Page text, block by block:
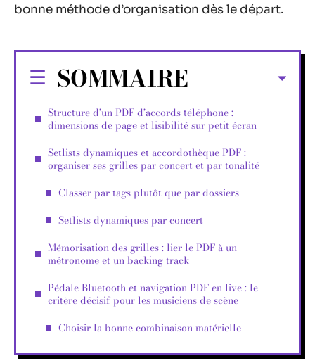
bonne méthode d’organisation dès le départ.
SOMMAIRE
Structure d’un PDF d’accords téléphone :
dimensions de page et lisibilité sur petit écran
Setlists dynamiques et accordothèque PDF :
organiser ses grilles par concert et par tonalité
Classer par tags plutôt que par dossiers
Setlists dynamiques par concert
Mémorisation des grilles : lier le PDF à un
métronome et un backing track
Pédale Bluetooth et navigation PDF en live : le
critère décisif pour les musiciens de scène
Choisir la bonne combinaison matérielle